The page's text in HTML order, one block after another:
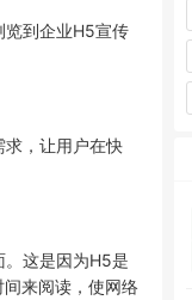
览到企业H5宣传
求，让用户在快
。这是因为H5是
来阅读，使网络